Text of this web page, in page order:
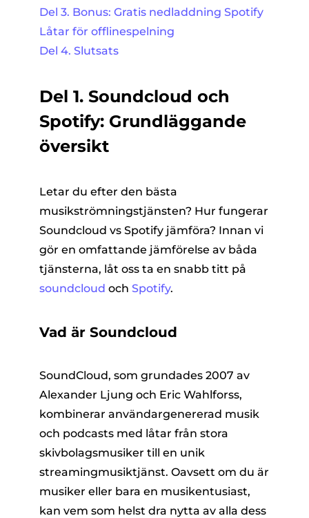
Del 3. Bonus: Gratis nedladdning Spotify
Låtar för offlinespelning
Del 4. Slutsats
Del 1. Soundcloud och
Spotify: Grundläggande
översikt
Letar du efter den bästa
musikströmningstjänsten? Hur fungerar
Soundcloud vs Spotify jämföra? Innan vi
gör en omfattande jämförelse av båda
tjänsterna, låt oss ta en snabb titt på
soundcloud och Spotify.
Vad är Soundcloud
SoundCloud, som grundades 2007 av
Alexander Ljung och Eric Wahlforss,
kombinerar användargenererad musik
och podcasts med låtar från stora
skivbolagsmusiker till en unik
streamingmusiktjänst. Oavsett om du är
musiker eller bara en musikentusiast,
kan vem som helst dra nytta av alla dess